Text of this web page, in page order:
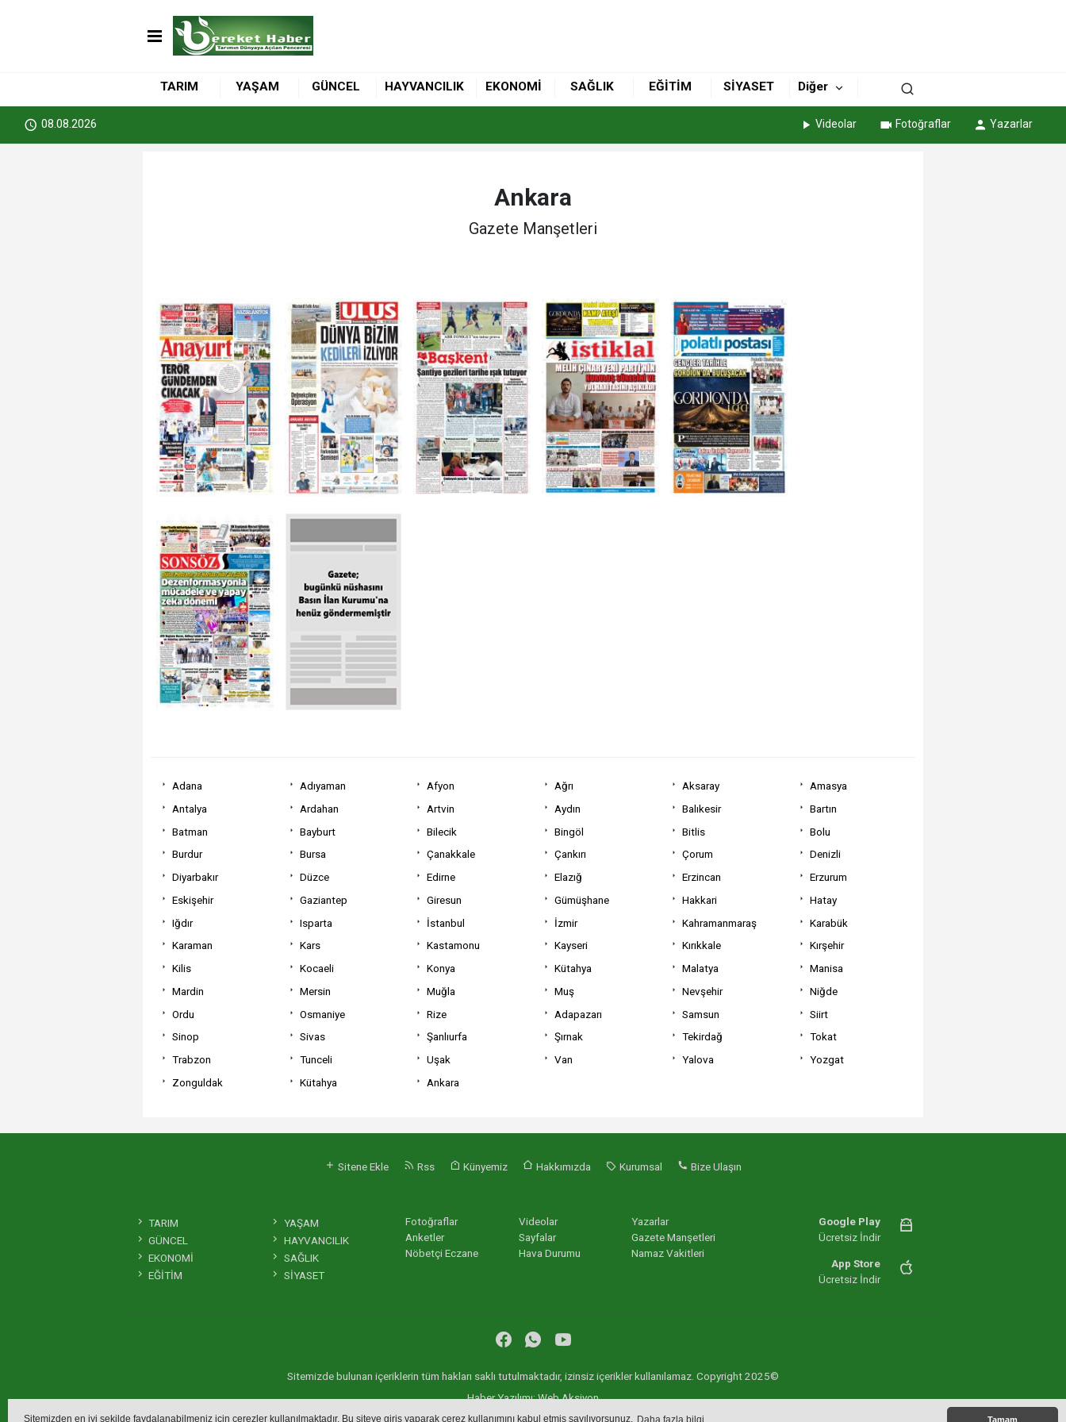
Sitemizden en iyi şekilde faydalanabilmeniz için çerezler kullanılmaktadır. Bu siteye giriş yaparak çerez kullanımını kabul etmiş sayılıyorsunuz. Daha fazla bilgi Tamam
TARIM YAŞAM GÜNCEL HAYVANCILIK EKONOMİ SAĞLIK EĞİTİM SİYASET Diğer
08.08.2026 Videolar Fotoğraflar Yazarlar
Ankara
Gazete Manşetleri
Adana Adıyaman Afyon Ağrı Aksaray
Amasya
Antalya
Ardahan Artvin Aydın Balıkesir
Bartın
Batman
Bayburt Bilecik Bingöl Bitlis
Bolu
Burdur
Bursa Çanakkale Çankırı Çorum
Denizli
Diyarbakır
Düzce Edirne Elazığ Erzincan
Erzurum
Eskişehir
Gaziantep Giresun Gümüşhane Hakkari
Hatay
Iğdır
Isparta İstanbul İzmir Kahramanmaraş
Karabük
Karaman
Kars Kastamonu Kayseri Kırıkkale
Kırşehir
Kilis
Kocaeli Konya Kütahya Malatya
Manisa
Mardin
Mersin Muğla Muş Nevşehir
Niğde
Ordu
Osmaniye Rize Adapazarı Samsun
Siirt
Sinop
Sivas Şanlıurfa Şırnak Tekirdağ
Tokat
Trabzon
Tunceli Uşak Van Yalova
Yozgat
Zonguldak
Kütahya Ankara
Sitene Ekle Rss Künyemiz Hakkımızda Kurumsal Bize Ulaşın
TARIM
YAŞAM
GÜNCEL
HAYVANCILIK
EKONOMİ
SAĞLIK
EĞİTİM
SİYASET
Fotoğraflar Videolar
Yazarlar
Anketler
Sayfalar
Gazete Manşetleri
Nöbetçi Eczane
Hava Durumu Namaz Vakitleri
Google Play
Ücretsiz İndir
App Store
Ücretsiz İndir
Sitemizde bulunan içeriklerin tüm hakları saklı tutulmaktadır, izinsiz içerikler kullanılamaz. Copyright 2025©
Haber Yazılımı:Web Aksiyon
haber yazılımı
haber paketi haber scripti haber yazılım haber script